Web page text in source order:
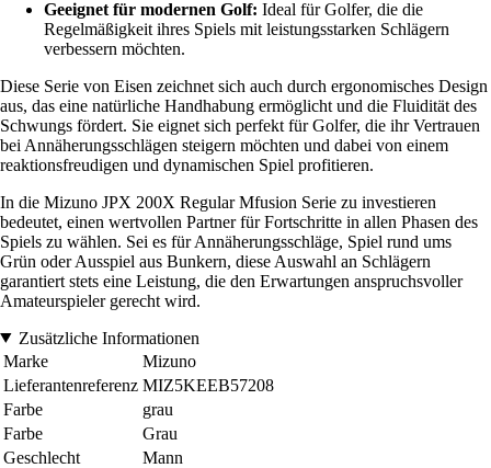
Geeignet für modernen Golf: Ideal für Golfer, die die
Regelmäßigkeit ihres Spiels mit leistungsstarken Schlägern
verbessern möchten.
Diese Serie von Eisen zeichnet sich auch durch ergonomisches Design
aus, das eine natürliche Handhabung ermöglicht und die Fluidität des
Schwungs fördert. Sie eignet sich perfekt für Golfer, die ihr Vertrauen
bei Annäherungsschlägen steigern möchten und dabei von einem
reaktionsfreudigen und dynamischen Spiel profitieren.
In die Mizuno JPX 200X Regular Mfusion Serie zu investieren
bedeutet, einen wertvollen Partner für Fortschritte in allen Phasen des
Spiels zu wählen. Sei es für Annäherungsschläge, Spiel rund ums
Grün oder Ausspiel aus Bunkern, diese Auswahl an Schlägern
garantiert stets eine Leistung, die den Erwartungen anspruchsvoller
Amateurspieler gerecht wird.
Zusätzliche Informationen
Marke
Mizuno
Lieferantenreferenz MIZ5KEEB57208
Farbe
grau
Farbe
Grau
Geschlecht
Mann